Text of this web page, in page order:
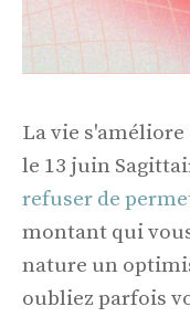
La vie
le 13 juin
refuser de
montant qui
nature un
oubliez parfois